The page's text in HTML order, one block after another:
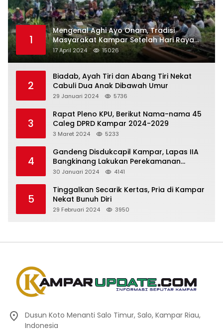
1
Mengenal Aghi Ayo Onam, Tradisi
Masyarakat Kampar Setelah Hari Raya
Idul Fitri
17 April 2024 15026
2
Biadab, Ayah Tiri dan Abang Tiri Nekat
Cabuli Dua Anak Dibawah Umur
29 Januari 2024 5736
3
Rapat Pleno KPU, Berikut Nama-nama 45
3 Maret 2024 5233
4
Gandeng Disdukcapil Kampar, Lapas IIA
Bangkinang Lakukan Perekamanan
Kependudukan WBP
30 Januari 2024 4141
5
Tinggalkan Secarik Kertas, Pria di Kampar
Nekat Bunuh Diri
29 Februari 2024 3950
Dusun Koto Menanti Salo Timur, Salo, Kampar Riau,
Indonesia